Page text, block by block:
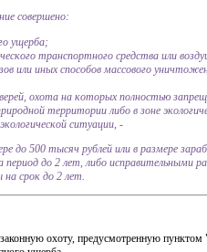
совершено:
ущерба;
транспортного средства или
или иных способов массового
охота на которых полностью
территории либо в зоне
ситуации, -
до 500 тысяч рублей или в размере
период до 2 лет, либо исправительными
срок до 2 лет.
охоту, предусмотренную пунктом